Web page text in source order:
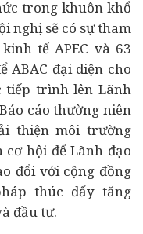
trong khuôn khổ
nghị sẽ có sự tham
tế APEC và 63
ABAC đại diện cho
tiếp trình lên Lãnh
cáo thường niên
thiện môi trường
hội để Lãnh đạo
đổi với cộng đồng
thúc đẩy tăng
đầu tư.